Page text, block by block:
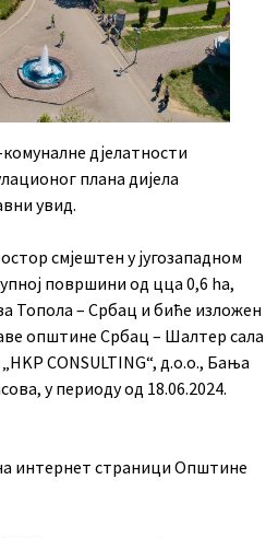
дјелатности
плана дијела
увид.
смјештен у југозападном
површини од цца 0,6 ha,
Топола – Србац и биће изложен
општине Србац – Шалтер сала
CONSULTING“, д.о.о., Бања
у периоду од 18.06.2024.
интернет страници Општине